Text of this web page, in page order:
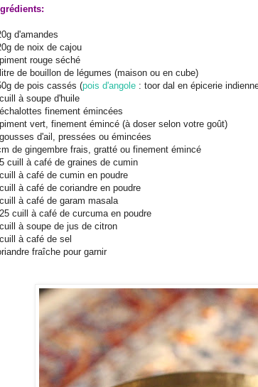
d'amandes
de noix de cajou
rouge séché
de bouillon de légumes (maison ou en cube)
de pois cassés (pois d'angole : toor dal en épicerie
à soupe d'huile
finement émincées
vert, finement émincé (à doser selon votre goût)
d'ail, pressées ou émincées
de gingembre frais, gratté ou finement émincé
cuill à café de graines de cumin
à café de cumin en poudre
à café de coriandre en poudre
à café de garam masala
cuill à café de curcuma en poudre
à soupe de jus de citron
à café de sel
fraîche pour garnir